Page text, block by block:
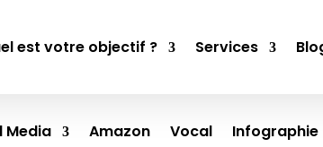
est votre objectif ? Services
Media Amazon Vocal Infographie